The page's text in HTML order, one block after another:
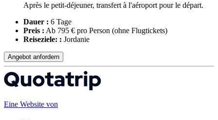
Après le petit-déjeuner, transfert à l'aéroport pour le départ.
Dauer : 6 Tage
Preis : Ab 795 € pro Person (ohne Flugtickets)
Reiseziele: : Jordanie
Angebot anfordern
Eine Website von